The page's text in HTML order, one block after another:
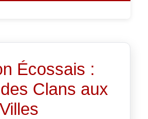
Écossais :
Clans aux